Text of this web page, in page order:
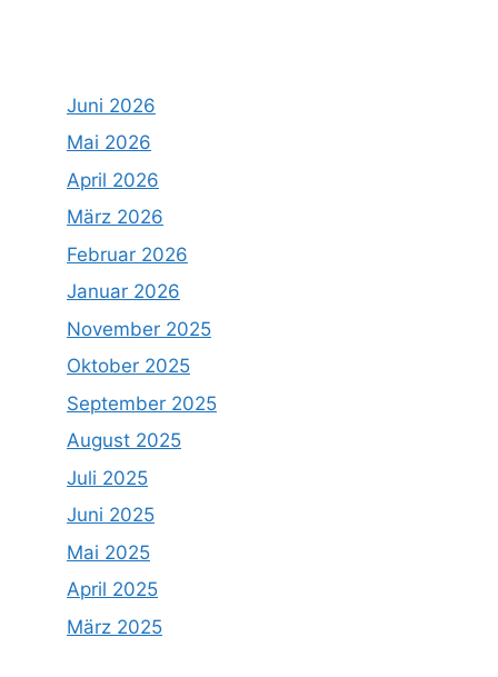
Juni 2026
Mai 2026
April 2026
März 2026
Februar 2026
Januar 2026
November 2025
Oktober 2025
September 2025
August 2025
Juli 2025
Juni 2025
Mai 2025
April 2025
März 2025